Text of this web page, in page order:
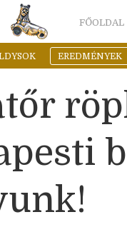
FŐOLDAL
EREDMÉNYEK